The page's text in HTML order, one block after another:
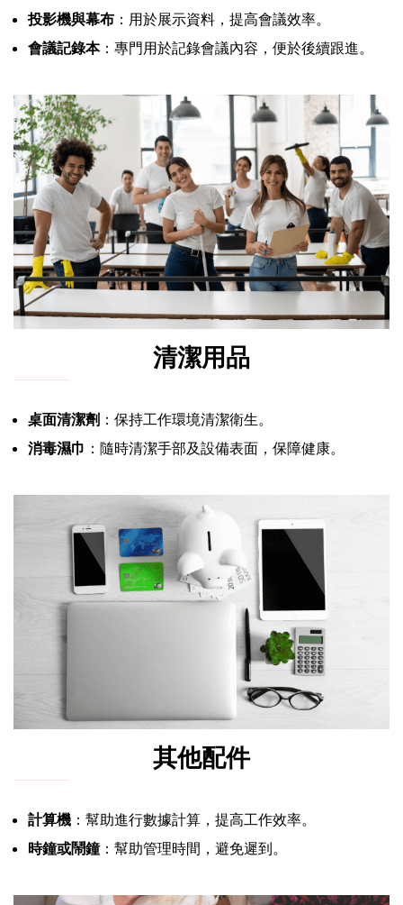
投影機與幕布 ：用於展示資料，提高會議效率。
會議記錄本：專門用於記錄會議內容，便於後續跟進。
清潔用品
桌面清潔劑 ：保持工作環境清潔衛生。
消毒濕巾 ：隨時清潔手部及設備表面，保障健康。
其他配件
計算機 ：幫助進行數據計算，提高工作效率。
時鐘或鬧鐘：幫助管理時間，避免遲到。